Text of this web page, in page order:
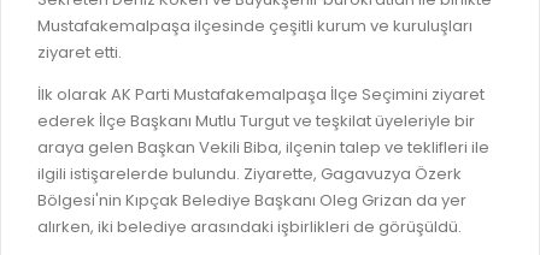
İMAR PLANI DEĞİŞİKLİKLERİ
FOTOĞRAF GALERİSİ
BURSA GÜNLÜĞÜ DERGİSİ
AYKOME KARARLARI
EVRAK TAKİBİ
MEZARLIK BİLGİ SİSTEMİ
GENEL EVRAK KAYIT
LOKMA DAĞITIM İZNİ BAŞVURUSU
BAĞLANTILAR
WEB - MOBIL UYGULAMALARIMIZ
Mustafakemalpaşa ilçesinde çeşitli kurum ve kuruluşları
ziyaret etti.
İlk olarak AK Parti Mustafakemalpaşa İlçe Seçimini ziyaret
ederek İlçe Başkanı Mutlu Turgut ve teşkilat üyeleriyle bir
araya gelen Başkan Vekili Biba, ilçenin talep ve teklifleri ile
ilgili istişarelerde bulundu. Ziyarette, Gagavuzya Özerk
Bölgesi'nin Kıpçak Belediye Başkanı Oleg Grizan da yer
alırken, iki belediye arasındaki işbirlikleri de görüşüldü.